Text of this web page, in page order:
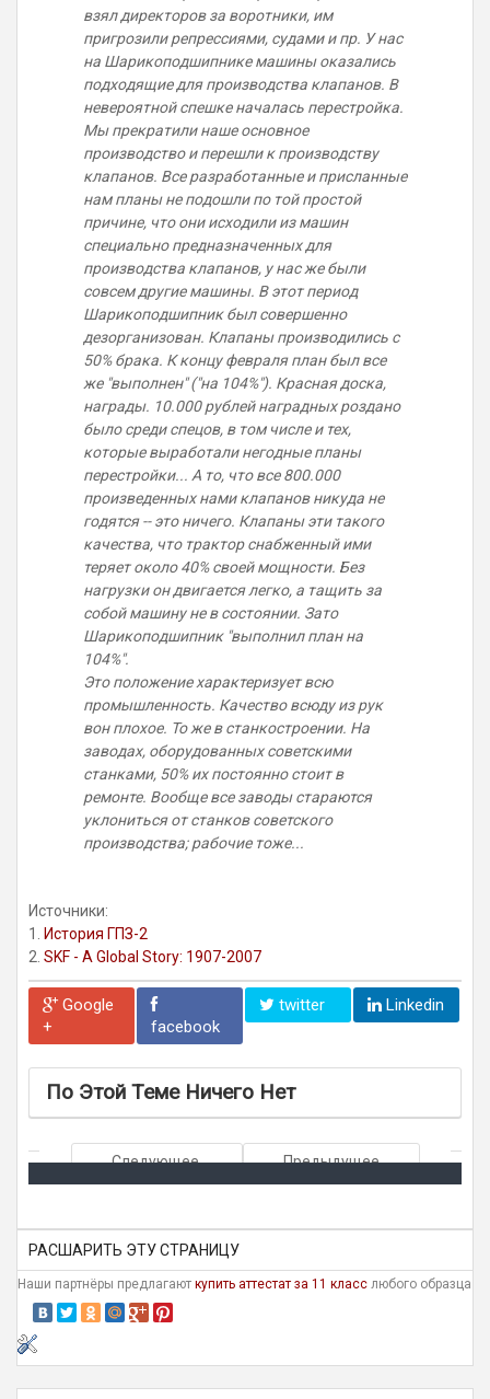
взял директоров за воротники, им
пригрозили репрессиями, судами и пр. У нас
на Шарикоподшипнике машины оказались
подходящие для производства клапанов. В
невероятной спешке началась перестройка.
Мы прекратили наше основное
производство и перешли к производству
клапанов. Все разработанные и присланные
нам планы не подошли по той простой
причине, что они исходили из машин
специально предназначенных для
производства клапанов, у нас же были
совсем другие машины. В этот период
Шарикоподшипник был совершенно
дезорганизован. Клапаны производились с
50% брака. К концу февраля план был все
же "выполнен" ("на 104%"). Красная доска,
награды. 10.000 рублей наградных роздано
было среди спецов, в том числе и тех,
которые выработали негодные планы
перестройки... А то, что все 800.000
произведенных нами клапанов никуда не
годятся -- это ничего. Клапаны эти такого
качества, что трактор снабженный ими
теряет около 40% своей мощности. Без
нагрузки он двигается легко, а тащить за
собой машину не в состоянии. Зато
Шарикоподшипник "выполнил план на
104%".
Это положение характеризует всю
промышленность. Качество всюду из рук
вон плохое. То же в станкостроении. На
заводах, оборудованных советскими
станками, 50% их постоянно стоит в
ремонте. Вообще все заводы стараются
уклониться от станков советского
производства; рабочие тоже...
Источники:
1.
История ГПЗ-2
2. SKF - A Global Story: 1907-2007
Google
+
facebook
twitter Linkedin
По Этой Теме Ничего Нет
Следующее Предыдущее
РАСШАРИТЬ ЭТУ СТРАНИЦУ
Наши партнёры предлагают купить аттестат за 11 класс любого образца